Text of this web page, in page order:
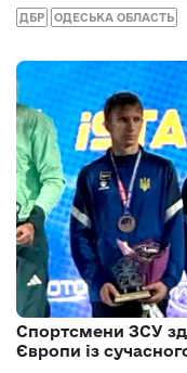
ДБР ОДЕСЬКА ОБЛАСТЬ
Спортсмени ЗСУ
Європи із